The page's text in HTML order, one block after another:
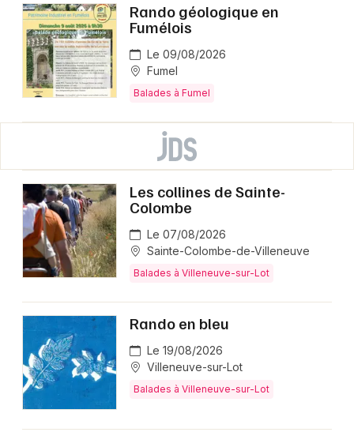
Rando géologique en
Fumélois
Le 09/08/2026
Fumel
Balades à Fumel
Les collines de Sainte-
Colombe
Le 07/08/2026
Sainte-Colombe-de-Villeneuve
Balades à Villeneuve-sur-Lot
Rando en bleu
Le 19/08/2026
Villeneuve-sur-Lot
Balades à Villeneuve-sur-Lot